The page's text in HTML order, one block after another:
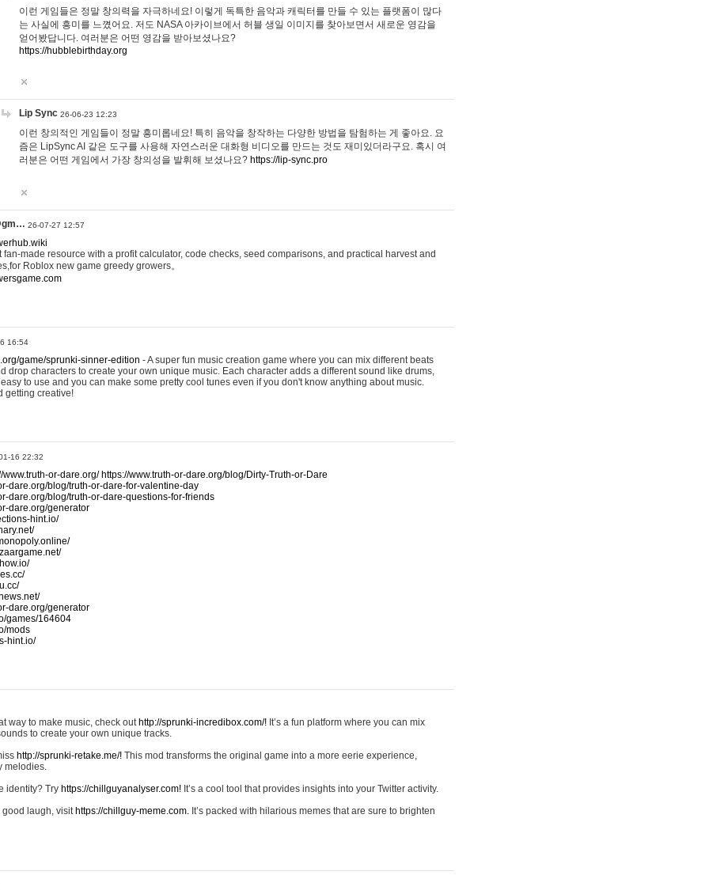
이런 게임들은 정말 창의력을 자극하네요! 이렇게 독특한 음악과 캐릭터를 만들 수 있는 플랫폼이 많다
는 사실에 흥미를 느꼈어요. 저도 NASA 아카이브에서 허블 생일 이미지를 찾아보면서 새로운 영감을
얻어봤답니다. 여러분은 어떤 영감을 받아보셨나요?
https://hubblebirthday.org
Lip Sync 26-06-23 12:23
이런 창의적인 게임들이 정말 흥미롭네요! 특히 음악을 창작하는 다양한 방법을 탐험하는 게 좋아요. 요
즘은 LipSync AI 같은 도구를 사용해 자연스러운 대화형 비디오를 만드는 것도 재미있더라구요. 혹시 여
러분은 어떤 게임에서 가장 창의성을 발휘해 보셨나요? https://lip-sync.pro
26-07-27 12:57
made resource with a profit calculator, code checks, seed comparisons, and practical harvest and
Roblox new game greedy growers。
16:54
game/sprunki-sinner-edition - A super fun music creation game where you can mix different beats
drop characters to create your own unique music. Each character adds a different sound like drums,
to use and you can make some pretty cool tunes even if you don't know anything about music.
getting creative!
16 22:32
www.truth-or-dare.org/ https://www.truth-or-dare.org/blog/Dirty-Truth-or-Dare
dare.org/blog/truth-or-dare-for-valentine-day
dare.org/blog/truth-or-dare-questions-for-friends
dare.org/generator
hint.io/
dare.org/generator
games/164604
mods
hint.io/
way to make music, check out http://sprunki-incredibox.com/! It’s a fun platform where you can mix
to create your own unique tracks.
http://sprunki-retake.me/! This mod transforms the original game into a more eerie experience,
melodies.
identity? Try https://chillguyanalyser.com! It’s a cool tool that provides insights into your Twitter activity.
good laugh, visit https://chillguy-meme.com. It’s packed with hilarious memes that are sure to brighten